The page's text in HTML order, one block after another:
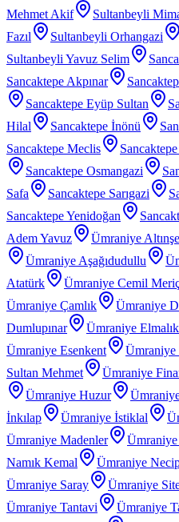
Mehmet Akif
Sultanbeyli
Fazıl
Sultanbeyli Orhangazi
Sultanbeyli Yavuz Selim
Sancaktepe Akpınar
Sancaktepe Eyüp Sultan
Hilal
Sancaktepe İnönü
Sancaktepe Meclis
Sancaktepe Osmangazi
Safa
Sancaktepe Sarıgazi
Sancaktepe Yenidoğan
Adem Yavuz
Ümraniye
Ümraniye Aşağıdudullu
Atatürk
Ümraniye Cemil
Ümraniye Çamlık
Ümraniye
Dumlupınar
Ümraniye
Ümraniye Esenkent
Ümraniye
Sultan Mehmet
Ümraniye
Ümraniye Huzur
İnkılap
Ümraniye İstiklal
Ümraniye Madenler
Namık Kemal
Ümraniye
Ümraniye Saray
Ümraniye
Ümraniye Tantavi
Ümraniye